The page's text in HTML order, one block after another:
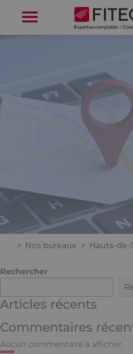
> Nos bureaux > Hauts-de-
Rechercher
Articles récents
Commentaires
Aucun commentaire à afficher.
Cookies management panel